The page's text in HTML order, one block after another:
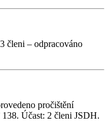
členi – odpracováno
pročištění
Účast: 2 členi JSDH.